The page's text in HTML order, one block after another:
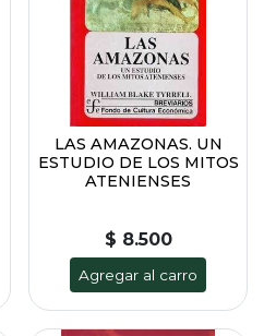
LAS AMAZONAS. UN
ESTUDIO DE LOS MITOS
ATENIENSES
$ 8.500
Agregar al carro